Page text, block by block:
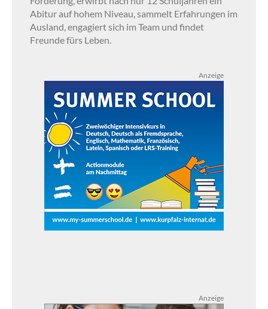
Abitur auf hohem Niveau, sammelt Erfahrungen im
Ausland, engagiert sich im Team und findet
Freunde fürs Leben.
Anzeige
Anzeige